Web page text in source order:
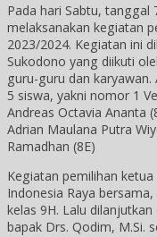
Pada hari Sabtu, tanggal
melaksanakan kegiatan
2023/2024. Kegiatan ini
Sukodono yang diikuti
guru-guru dan
5 siswa, yakni nomor 1
Andreas Octavia Ananta
Adrian Maulana Putra
Ramadhan (8E)
Kegiatan pemilihan
Indonesia Raya
kelas 9H. Lalu
bapak Drs. Qodim, M.Si.